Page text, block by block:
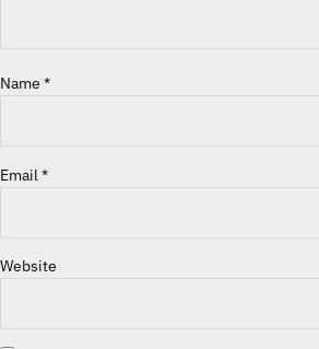
Name *
Email*
Website